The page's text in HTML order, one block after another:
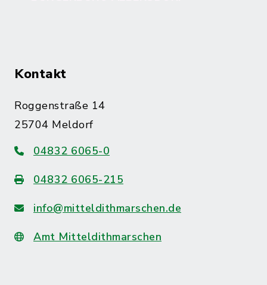
Kontakt
Roggenstraße 14
25704 Meldorf
04832 6065-0
04832 6065-215
info@mitteldithmarschen.de
Amt Mitteldithmarschen